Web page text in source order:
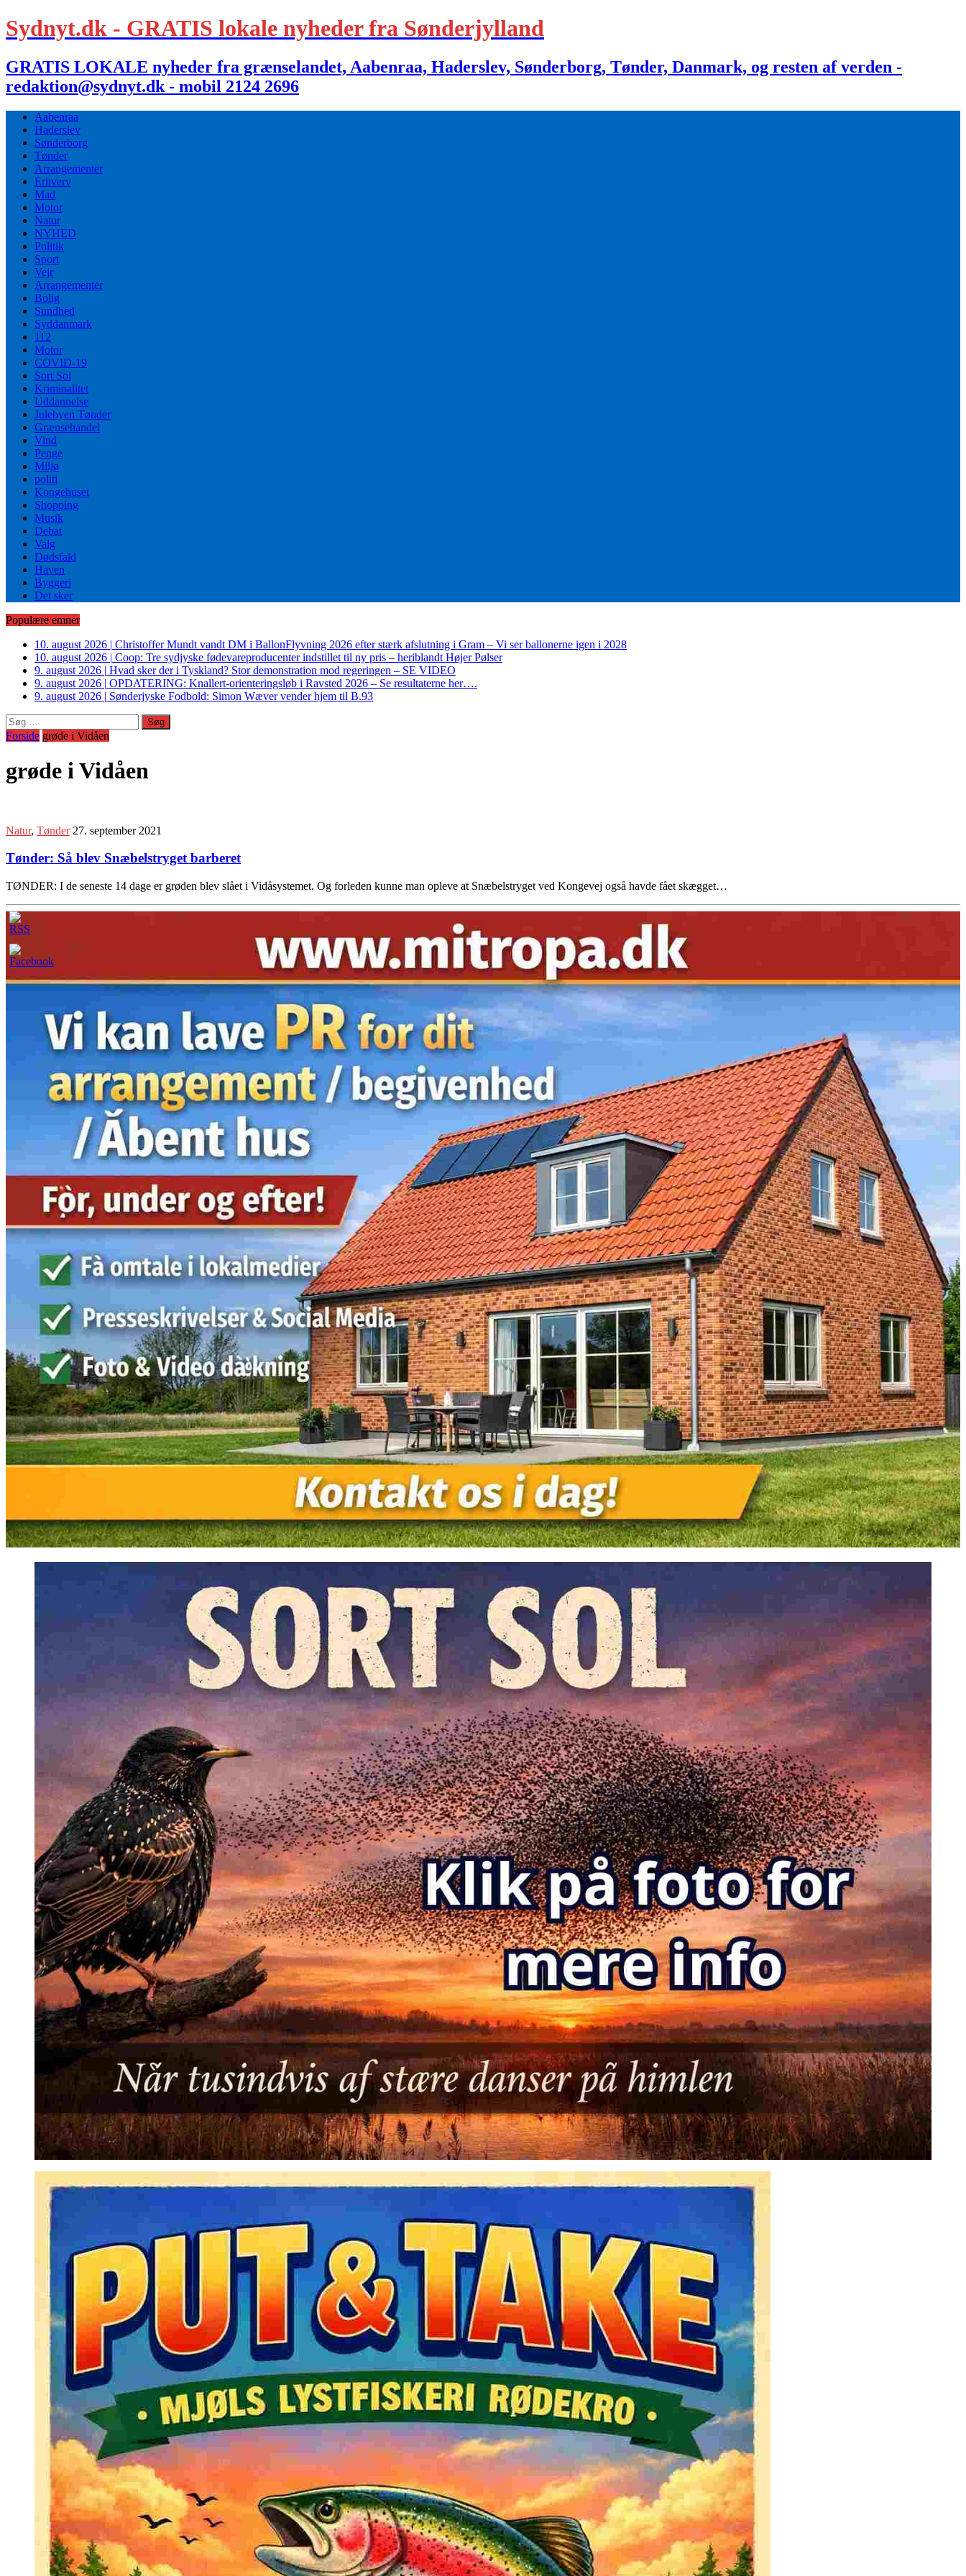
Sydnyt.dk - GRATIS lokale nyheder fra Sønderjylland
GRATIS LOKALE nyheder fra grænselandet, Aabenraa, Haderslev, Sønderborg, Tønder, Danmark, og resten af verden -
redaktion@sydnyt.dk - mobil 2124 2696
Aabenraa
Haderslev
Sønderborg
Tønder
Arrangementer
Erhverv
Mad
Motor
Natur
NYHED
Politik
Sport
Vejr
Arrangementer
Bolig
Sundhed
Syddanmark
112
Motor
COVID-19
Sort Sol
Kriminalitet
Uddannelse
Julebyen Tønder
Grænsehandel
Vind
Penge
Miljø
politi
Kongehuset
Shopping
Musik
Debat
Valg
Dødsfald
Haven
Byggeri
Det sker
Populære emner
10. august 2026 | Christoffer Mundt vandt DM i BallonFlyvning 2026 efter stærk afslutning i Gram – Vi ser ballonerne igen i 2028
10. august 2026 | Coop: Tre sydjyske fødevareproducenter indstillet til ny pris – heriblandt Højer Pølser
9. august 2026 | Hvad sker der i Tyskland? Stor demonstration mod regeringen – SE VIDEO
9. august 2026 | OPDATERING: Knallert-orienteringsløb i Ravsted 2026 – Se resultaterne her….
9. august 2026 | Sønderjyske Fodbold: Simon Wæver vender hjem til B.93
Søg
efter:
Forside grøde i Vidåen
grøde i Vidåen
Natur, Tønder 27. september 2021
Tønder: Så blev Snæbelstryget barberet
TØNDER: I de seneste 14 dage er grøden blev slået i Vidåsystemet. Og forleden kunne man opleve at Snæbelstryget ved Kongevej også havde fået skægget…